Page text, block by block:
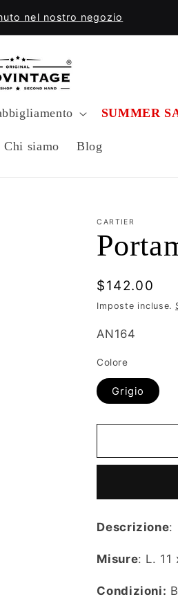
nel nostro negozio
SUMMER
Chi siamo Blog
CARTIER
Prezzo
di
$142.00
Imposte incluse.
SKU:
AN164
Colore
Grigio
Descrizione:
Misure: L. 11
Condizioni: